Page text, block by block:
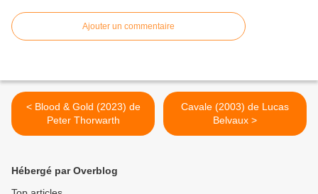
Ajouter un commentaire
< Blood & Gold (2023) de
Peter Thorwarth
Cavale (2003) de Lucas
Belvaux >
Hébergé par Overblog